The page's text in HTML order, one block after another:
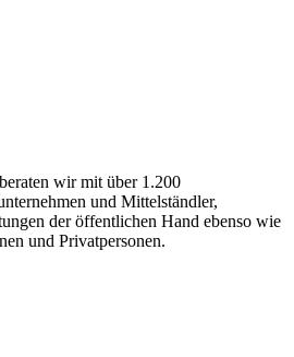
wir mit über 1.200
und Mittelständler,
der öffentlichen Hand ebenso wie
und Privatpersonen.